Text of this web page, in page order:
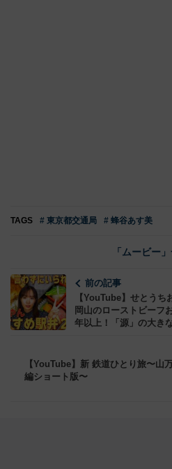
TAGS # 東京都交通局 # 蜂谷あす美
「ムービー
前の記事
【YouTube】せとうち
岡山のローストビーフ
年以上！「源」の大き
【YouTube】新 鉄道ひとり旅〜山
編ショート版〜